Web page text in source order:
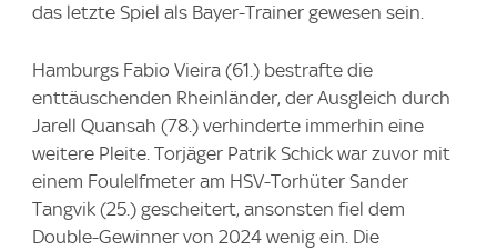
das letzte Spiel als Bayer-Trainer gewesen sein.
Hamburgs Fabio Vieira (61.) bestrafte die
enttäuschenden Rheinländer, der Ausgleich durch
Jarell Quansah (78.) verhinderte immerhin eine
weitere Pleite. Torjäger Patrik Schick war zuvor mit
einem Foulelfmeter am HSV-Torhüter Sander
Tangvik (25.) gescheitert, ansonsten fiel dem
Double-Gewinner von 2024 wenig ein. Die